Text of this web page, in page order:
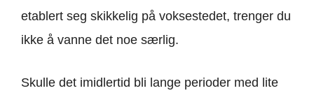
etablert seg skikkelig på voksestedet, trenger du
ikke å vanne det noe særlig.
Skulle det imidlertid bli lange perioder med lite